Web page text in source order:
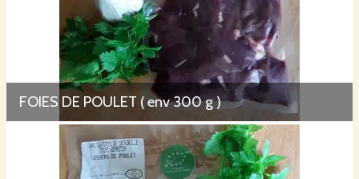
FOIES DE POULET ( env 300 g )